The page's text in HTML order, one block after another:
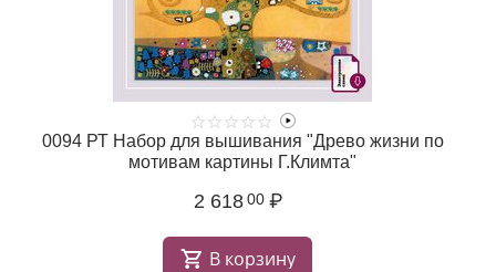
0094 РТ Набор для вышивания "Древо жизни по
мотивам картины Г.Климта"
2 618 00 ₽
В корзину